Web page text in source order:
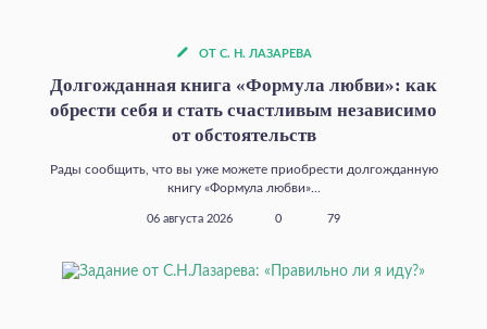
ОТ С. Н. ЛАЗАРЕВА
Долгожданная книга «Формула любви»: как
обрести себя и стать счастливым независимо
от обстоятельств
Рады сообщить, что вы уже можете приобрести долгожданную
книгу «Формула любви»...
06 августа 2026 0 79